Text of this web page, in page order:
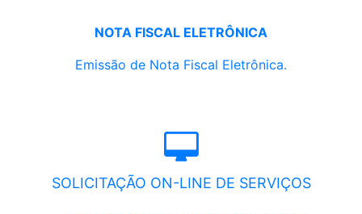
NOTA FISCAL ELETRÔNICA
Emissão de Nota Fiscal Eletrônica.
SOLICITAÇÃO ON-LINE DE SERVIÇOS